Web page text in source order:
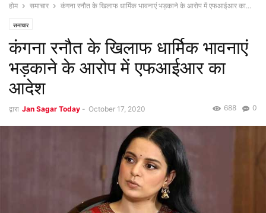
होम समाचार कंगना रनौत के खिलाफ धार्मिक भावनाएं भड़काने के आरोप में एफआईआर का...
समाचार
कंगना रनौत के खिलाफ धार्मिक भावनाएं
भड़काने के आरोप में एफआईआर का
आदेश
द्वारा Jan Sagar Today - October 17, 2020 0
688